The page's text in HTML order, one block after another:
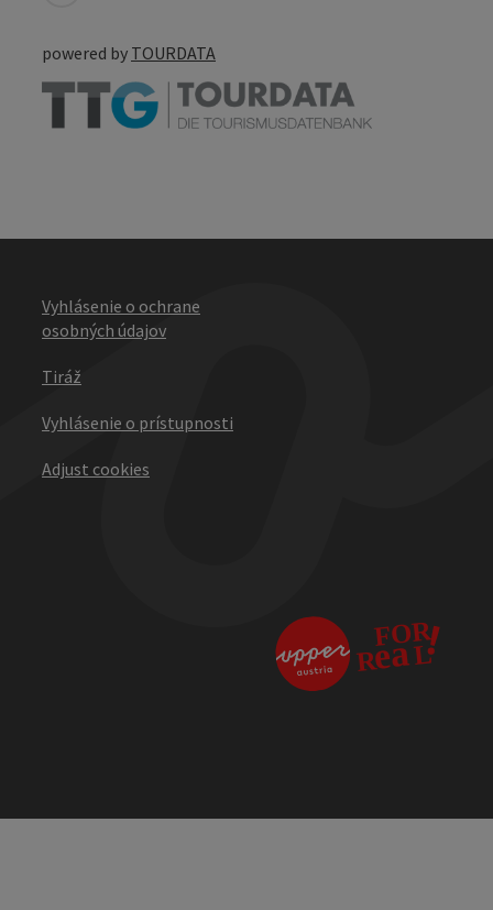
powered by TOURDATA
Vyhlásenie o ochrane
osobných údajov
Tiráž
Vyhlásenie o prístupnosti
Adjust cookies